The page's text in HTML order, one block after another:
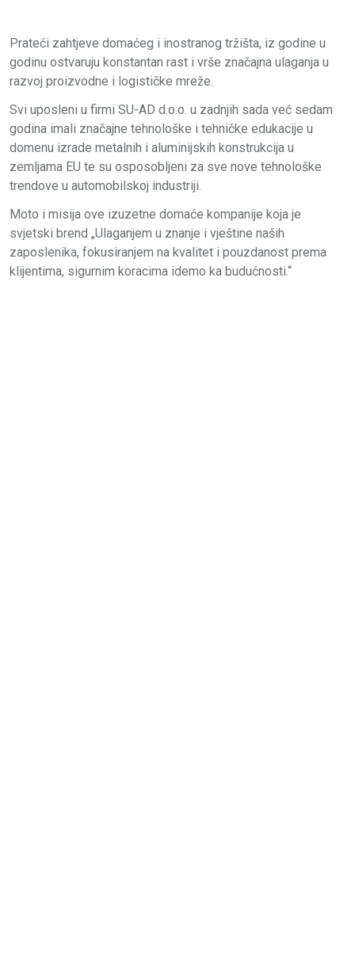
Prateći zahtjeve domaćeg i inostranog tržišta, iz godine u
godinu ostvaruju konstantan rast i vrše značajna ulaganja u
razvoj proizvodne i logističke mreže.
Svi uposleni u firmi SU-AD d.o.o. u zadnjih sada već sedam
godina imali značajne tehnološke i tehničke edukacije u
domenu izrade metalnih i aluminijskih konstrukcija u
zemljama EU te su osposobljeni za sve nove tehnološke
trendove u automobilskoj industriji.
Moto i misija ove izuzetne domaće kompanije koja je
svjetski brend „Ulaganjem u znanje i vještine naših
zaposlenika, fokusiranjem na kvalitet i pouzdanost prema
klijentima, sigurnim koracima idemo ka budućnosti.“